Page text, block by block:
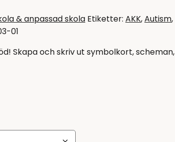
& anpassad skola Etiketter: AKK,Autism,
01
Skapa och skriv ut symbolkort, scheman,